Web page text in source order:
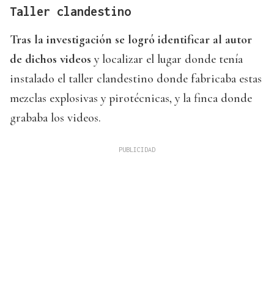
Taller clandestino
Tras la investigación se logró identificar al autor
de dichos videos y localizar el lugar donde tenía
instalado el taller clandestino donde fabricaba estas
mezclas explosivas y pirotécnicas, y la finca donde
grababa los videos.